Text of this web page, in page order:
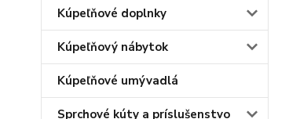
Kúpeľňové doplnky
Kúpeľňový nábytok
Kúpeľňové umývadlá
Sprchové kúty a príslušenstvo